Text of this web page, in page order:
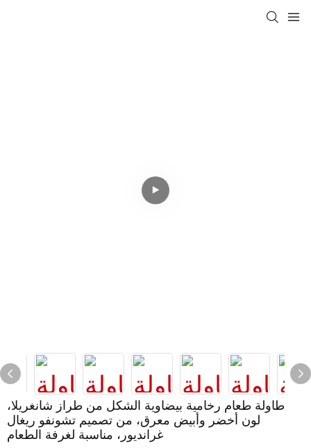
طاولة طعام رخامية بيضاوية الشكل من طراز شانغريلا،
لون أخضر وأبيض معرق، من تصميم تشونفو ريغال
غرانديور، مناسبة لغرفة الطعام